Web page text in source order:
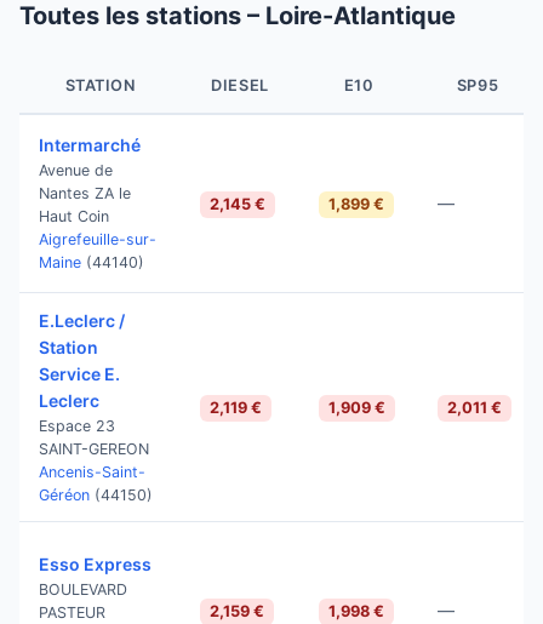
Toutes les stations – Loire-Atlantique
STATION DIESEL E10 SP95
Intermarché
Avenue de
Nantes ZA le
Haut Coin
Aigrefeuille-sur-
Maine (44140)
2,145 € 1,899 € —
E.Leclerc /
Station
Service E.
Leclerc
Espace 23
SAINT-GEREON
Ancenis-Saint-
Géréon (44150)
2,119 € 1,909 € 2,011 €
Esso Express
BOULEVARD
PASTEUR
2,159 € 1,998 € —